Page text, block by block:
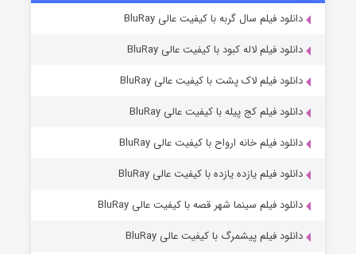
قسمت۷ (زیرنویس) منتشر شد دانلود فیلم سال گربه با کیفیت عالی BluRay
دانلود فیلم لاله کبود با کیفیت عالی BluRay
دانلود فیلم لاک پشت با کیفیت عالی BluRay
دانلود فیلم کج‌ پیله با کیفیت عالی BluRay
دانلود فیلم خانه ارواح با کیفیت عالی BluRay
دانلود فیلم یازده یازده با کیفیت عالی BluRay
دانلود فیلم سینما شهر قصه با کیفیت عالی BluRay
دانلود فیلم پیشمرگ با کیفیت عالی BluRay